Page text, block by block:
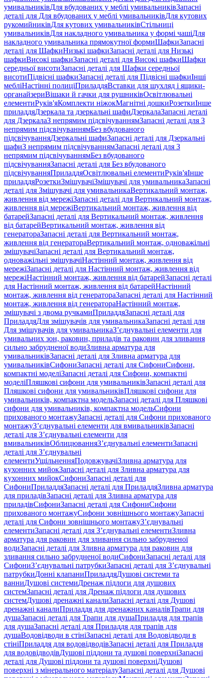
умивальниківДля вбудованих у меблі умивальниківЗапасні
деталі для Для вбудованих у меблі умивальниківДля кутових
рукомийниківДля кутових умивальниківСтільниці
умивальниківДля накладного умивальника у формі чашіДля
накладного умивальника прямокутної формиШафкиЗапасні
деталі для ШафкиНизькі шафкиЗапасні деталі для Низькі
шафкиВисокі шафкиЗапасні деталі для Високі шафкиШафки
середньої висотиЗапасні деталі для Шафки середньої
висотиПідвісні шафкиЗапасні деталі для Підвісні шафкиІнші
мебліНастінні полиціПриладдяВставки для шухляд і ящики-
органайзериВішаки й гачки для рушниківОсвітлювальні
елементиРуків'яКомплекти ніжокМагнітні дошкиРозеткиІнше
приладдяДзеркала та дзеркальні шафиДзеркалаЗапасні деталі
для ДзеркалаЗ непрямим підсвічуваннямЗапасні деталі для З
непрямим підсвічуваннямБез вбудованого
підсвічуванняДзеркальні шафиЗапасні деталі для Дзеркальні
шафиЗ непрямим підсвічуваннямЗапасні деталі для З
непрямим підсвічуваннямБез вбудованого
підсвічуванняЗапасні деталі для Без вбудованого
підсвічуванняПриладдяОсвітлювальні елементиРуків'яІнше
приладдяРозеткиЗмішувачіЗмішувачі для умивальникаЗапасні
деталі для Змішувачі для умивальникаВертикальний монтаж,
живлення від мережіЗапасні деталі для Вертикальний монтаж,
живлення від мережіВертикальний монтаж, живлення від
батарейЗапасні деталі для Вертикальний монтаж, живлення
від батарейВертикальний монтаж, живлення від
генератораЗапасні деталі для Вертикальний монтаж,
живлення від генератораВертикальний монтаж, одноважільні
змішувачіЗапасні деталі для Вертикальний монтаж,
одноважільні змішувачіНастінний монтаж, живлення від
мережіЗапасні деталі для Настінний монтаж, живлення від
мережіНастінний монтаж, живлення від батарейЗапасні деталі
для Настінний монтаж, живлення від батарейНастінний
монтаж, живлення від генератораЗапасні деталі для Настінний
монтаж, живлення від генератораНастінний монтаж,
змішувачі з двома ручкамиПриладдяЗапасні деталі для
ПриладдяДля змішувачів для умивальникаЗапасні деталі для
Для змішувачів для умивальникаЗ’єднувальні елементи для
умивальних зон, раковин, приладів та раковин для зливання
сильно забрудненої водиЗливна арматура для
умивальниківЗапасні деталі для Зливна арматура для
умивальниківСифониЗапасні деталі для СифониСифони,
компактні моделіЗапасні деталі для Сифони, компактні
моделіПляшкові сифони для умивальниківЗапасні деталі для
Пляшкові сифони для умивальниківПляшкові сифони для
умивальників, компактна модельЗапасні деталі для Пляшкові
сифони для умивальників, компактна модельСифони
прихованого монтажуЗапасні деталі для Сифони прихованого
монтажуЗ’єднувальні елементи для вмивальниківЗапасні
деталі для З’єднувальні елементи для
вмивальниківОблицюванняЗ’єднувальні елементиЗапасні
деталі для З’єднувальні
елементиУщільненняПодовжувачіЗливна арматура для
кухонних мийокЗапасні деталі для Зливна арматура для
кухонних мийокСифониЗапасні деталі для
СифониПриладдяЗапасні деталі для ПриладдяЗливна арматура
для приладівЗапасні деталі для Зливна арматура для
приладівСифониЗапасні деталі для СифониСифони
прихованого монтажуСифони зовнішнього монтажуЗапасні
деталі для Сифони зовнішнього монтажуЗ’єднувальні
елементиЗапасні деталі для З’єднувальні елементиЗливна
арматура для раковин для зливання сильно забрудненої
водиЗапасні деталі для Зливна арматура для раковин для
зливання сильно забрудненої водиСифониЗапасні деталі для
СифониЗ’єднувальні патрубкиЗапасні деталі для З’єднувальні
патрубкиДонні клапаниПриладдяДушові системи та
ванниДушові системиДренаж підлоги для душових
системЗапасні деталі для Дренаж підлоги для душових
системДушові дренажні каналиЗапасні деталі для Душові
дренажні каналиПриладдя для дренажних каналівТрапи для
душаЗапасні деталі для Трапи для душаПриладдя для трапів
для душаЗапасні деталі для Приладдя для трапів для
душаВодовідводи в стініЗапасні деталі для Водовідводи в
стініПриладдя для водовідводівЗапасні деталі для Приладдя
для водовідводівДушові піддони та душові поверхніЗапасні
деталі для Душові піддони та душові поверхніДушові
поверхні з мінерального матеріалуЗапасні деталі для Душові